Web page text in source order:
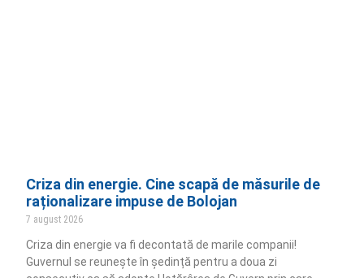
Criza din energie. Cine scapă de măsurile de
raționalizare impuse de Bolojan
7 august 2026
Criza din energie va fi decontată de marile companii!
Guvernul se reunește în ședință pentru a doua zi